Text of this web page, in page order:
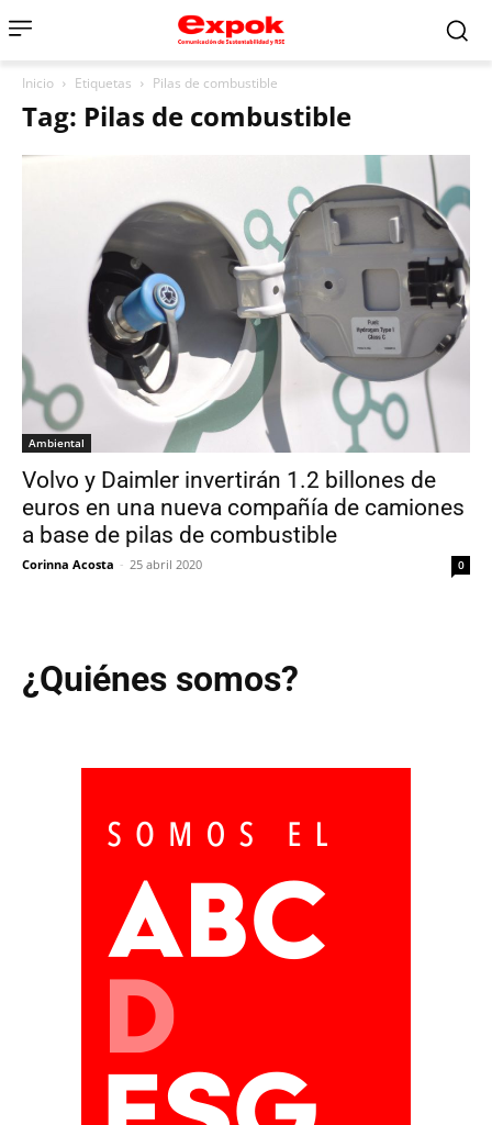
Inicio Etiquetas Pilas de combustible
Tag: Pilas de combustible
Ambiental
Volvo y Daimler invertirán 1.2 billones de
euros en una nueva compañía de camiones
a base de pilas de combustible
Corinna Acosta - 25 abril 2020 0
¿Quiénes somos?